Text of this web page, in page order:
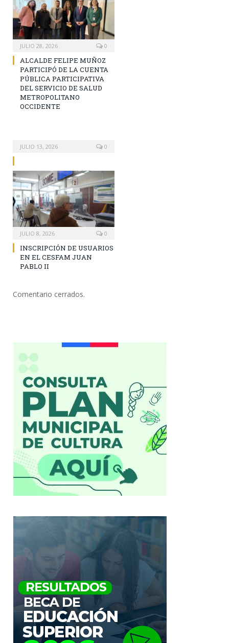
JULIO 28, 2026 0
ALCALDE FELIPE MUÑOZ
PARTICIPÓ DE LA CUENTA
PÚBLICA PARTICIPATIVA
DEL SERVICIO DE SALUD
METROPOLITANO
OCCIDENTE
JULIO 13, 2026 0
JULIO 8, 2026 0
INSCRIPCIÓN DE USUARIOS
EN EL CESFAM JUAN
PABLO II
Comentario cerrados.